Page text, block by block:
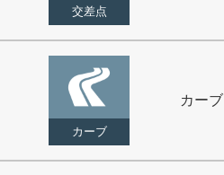
交差点
カーブ
カー